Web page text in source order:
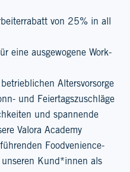
von 25% in all
eine ausgewogene Work-
Altersvorsorge
und Feiertagszuschläge
und spannende
Valora Academy
Foodvenience-
Kund*innen als